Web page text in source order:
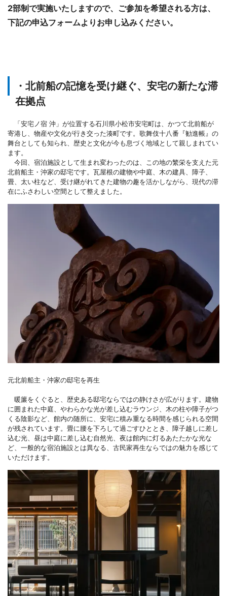
2部制で実施いたしますので、ご参加を希望される方は、
下記の申込フォームよりお申し込みください。
・北前船の記憶を受け継ぐ、安宅の新たな滞
在拠点
「安宅ノ宿 沖」が位置する石川県小松市安宅町は、かつて北前船が
寄港し、物産や文化が行き交った湊町です。歌舞伎十八番『勧進帳』の
舞台としても知られ、歴史と文化が今も息づく地域として親しまれてい
ます。
今回、宿泊施設として生まれ変わったのは、この地の繁栄を支えた元
北前船主・沖家の邸宅です。瓦屋根の建物や中庭、木の建具、障子、
畳、太い柱など、受け継がれてきた建物の趣を活かしながら、現代の滞
在にふさわしい空間として整えました。
元北前船主・沖家の邸宅を再生
暖簾をくぐると、歴史ある邸宅ならではの静けさが広がります。建物
に囲まれた中庭、やわらかな光が差し込むラウンジ、木の柱や障子がつ
くる陰影など、館内の随所に、安宅に積み重なる時間を感じられる空間
が残されています。畳に腰を下ろして過ごすひととき、障子越しに差し
込む光、昼は中庭に差し込む自然光、夜は館内に灯るあたたかな光な
ど、一般的な宿泊施設とは異なる、古民家再生ならではの魅力を感じて
いただけます。